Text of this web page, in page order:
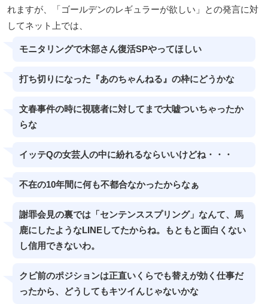
れますが、「ゴールデンのレギュラーが欲しい」との発言に対
してネット上では、
モニタリングで木部さん復活SPやってほしい
打ち切りになった『あのちゃんねる』の枠にどうかな
文春事件の時に視聴者に対してまで大嘘ついちゃったか
らな
イッテQの女芸人の中に紛れるならいいけどね・・・
不在の10年間に何も不都合なかったからなぁ
謝罪会見の裏では「センテンススプリング」なんて、馬
鹿にしたようなLINEしてたからね。もともと面白くない
し信用できないわ。
クビ前のポジションは正直いくらでも替えが効く仕事だ
ったから、どうしてもキツイんじゃないかな